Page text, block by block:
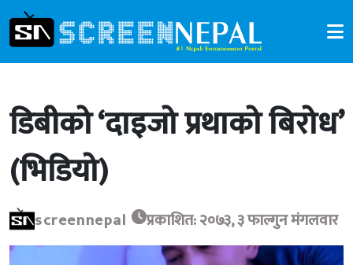
डिबीको ‘दाइजो प्रथाको बिरोध’
(भिडियो)
screennepal प्रकाशित: २०७३, ३ फाल्गुन मंगलवार